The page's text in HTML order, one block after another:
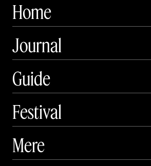
Home
Journal
Guide
Festival
 Art Matter Festival
Mere